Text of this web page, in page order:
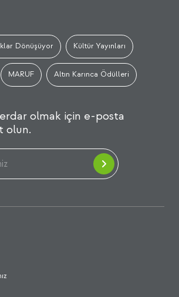
Dönüşüyor Kültür Yayınları
MARUF Altın Karınca Ödülleri
olmak için e-posta
olun.